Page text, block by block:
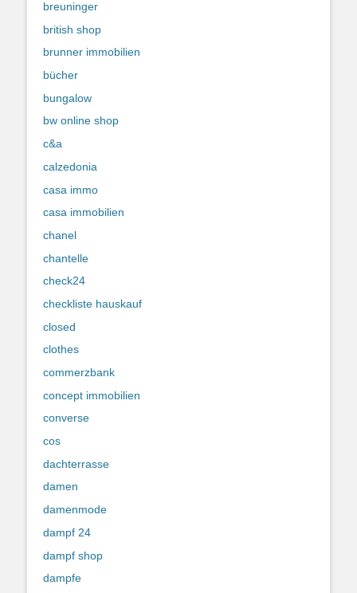
breuninger
british shop
brunner immobilien
bücher
bungalow
bw online shop
c&a
calzedonia
casa immo
casa immobilien
chanel
chantelle
check24
checkliste hauskauf
closed
clothes
commerzbank
concept immobilien
converse
cos
dachterrasse
damen
damenmode
dampf 24
dampf shop
dampfe